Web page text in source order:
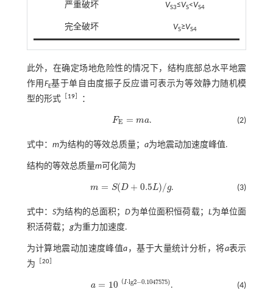
严重破坏 VS3≤VS<VS4
完全破坏 VS≥VS4
此外，在确定场地危险性的情况下，结构底部总水平地震
作用 FE基于单自由度振子反应谱可表示为等效静力随机模
型的形式［ 19］ ：
FE = ma
FE= ma . (2)
式中： m为结构的等效总质量； a为地震动加速度峰值.
结构的等效总质量m可化简为
m = S(D + 0.5L)/g
m= S(D+0.5L)/g . (3)
式中：S为结构的总面积；D为单位面积恒荷载； L为单位面
积活荷载； g为重力加速度.
为计算地震动加速度峰值a ，基于大量统计分析，将a表示
为
20］
a = 10（I⋅lg2−0.1047575)
a=10 （I ). (4)